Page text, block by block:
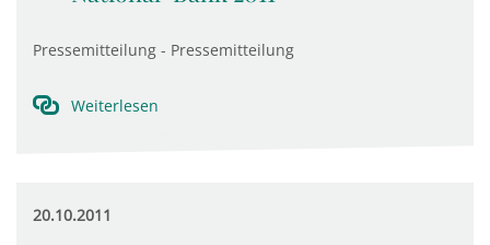
Pressemitteilung - Pressemitteilung
Weiterlesen
20.10.2011